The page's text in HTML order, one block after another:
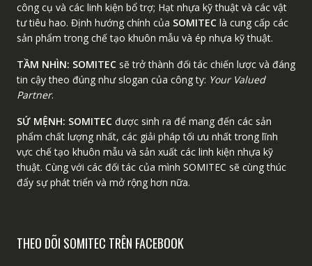
công cụ và các linh kiện bổ trợ; Hạt nhựa kỹ thuật và các vật
tư tiêu hao. Định hướng chính của SOMITEClà cung cấp các
sản phẩm trong chế tạo khuôn mẫu và ép nhựa kỹ thuật.
TẦM NHÌN: SOMITECsẽ trở thành đối tác chiến lược và đáng
tin cậy theo đúng như slogan của công ty: Your Valued
Partner.
SỨ MỆNH: SOMITECđược sinh ra để mang đến các sản
phẩm chất lượng nhất, các giải pháp tối ưu nhất trong lĩnh
vực chế tạo khuôn mẫu và sản xuất các linh kiện nhựa kỹ
thuật. Cùng với các đối tác của mình SOMITEC sẽ cùng thúc
đẩy sự phát triển và mở rộng hơn nữa.
THEO DÕI SOMITEC TRÊN FACEBOOK